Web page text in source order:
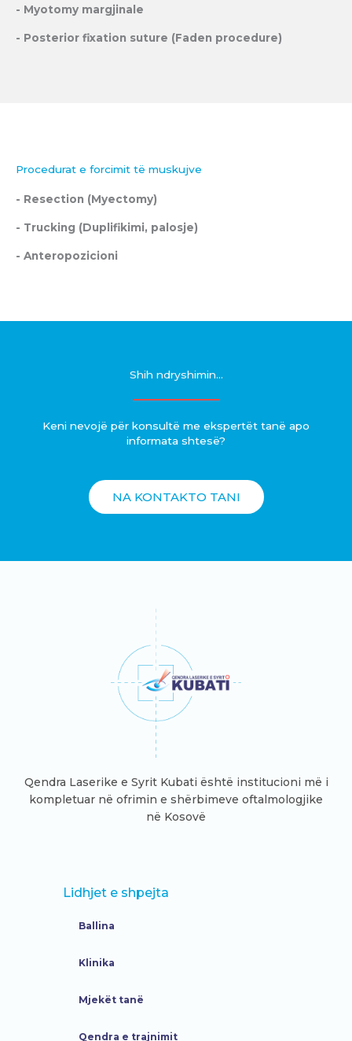
- Myotomy margjinale
- Posterior fixation suture (Faden procedure)
Procedurat e forcimit të muskujve
- Resection (Myectomy)
- Trucking (Duplifikimi, palosje)
- Anteropozicioni
Shih ndryshimin...
Keni nevojë për konsultë me ekspertët tanë apo
informata shtesë?
NA KONTAKTO TANI
Qendra Laserike e Syrit Kubati është institucioni më i
kompletuar në ofrimin e shërbimeve oftalmologjike
në Kosovë
Lidhjet e shpejta
Ballina
Klinika
Mjekët tanë
Qendra e trajnimit